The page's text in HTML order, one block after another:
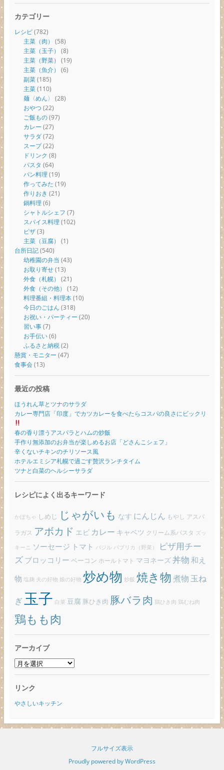
カテゴリー
レシピ(782)
主菜（肉） (58)
主菜（玉子） (8)
主菜（野菜） (19)
主菜（魚介） (6)
副菜(185)
主菜(110)
麺〈めん〉 (28)
おやつ (22)
ご飯もの(97)
カレー (27)
サラダ(72)
スープ(22)
ドリンク (8)
パスタ (64)
パン料理 (19)
作ってみた (19)
作りおき (21)
鍋料理 (6)
シャトルシェフ (7)
スパイス料理 (102)
ピザ(3)
主菜（豆腐） (1)
台所日記(540)
幼稚園の弁当 (43)
お取り寄せ(13)
外食（札幌） (21)
外食（その他） (12)
料理番組・料理本(10)
今日のごはん (318)
お祝い・パーティー (20)
習い事(7)
お手伝い(6)
ふるさと納税(2)
懸賞・モニター (47)
食事会(13)
最近の投稿
ほうれん草とツナのサラダ
カレー専門店「印度」でカツカレーを食べたらコスパの良さにビックリ
春の香り漂うアスパラとハムの炒飯
手作り無添加のお弁当が楽しめるお店「どさんこシェフ」
辛くないチキンのチリソース風
ホテルエミシア札幌で過ごす贅沢ランチタイム
ツナと白菜のヘルシーサラダ
レシピによく出るキーワード
かぼちゃ しめじ じゃがいも なす にんじん もやし アスパ
ラガス アボカド エビ カレー キャベツ クリーム系パスタ ズッ
キーニ ソーセージ トマト バジル パプリカ（野菜）
ピザ用チー
ズ ブロッコリー ベーコン ホールトマト マヨネーズ丼物 和え
物 塩麹 夫の好物 娘の好物 炒め物 炒飯 焼き物煮物 玉ね
ぎ玉子 白菜 豆腐 豚ひき肉 豚バラ肉 鶏ひき肉 鶏むね肉
鶏もも肉
アーカイブ
ア
イ
ブ
リンク
やさしいキッチン
フルサイズ表示
Proudly powered by WordPress